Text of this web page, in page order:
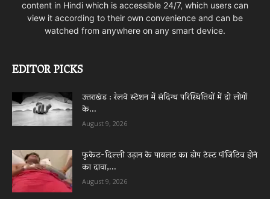
content in Hindi which is accessible 24/7, which users can
view it according to their own convenience and can be
watched from anywhere on any smart device.
EDITOR PICKS
उत्तराखंड : रेलवे स्टेशन में संदिग्ध परिस्थितियों में दो लोगों
के...
August 9, 2026
फुकेट-दिल्ली उड़ान के पायलट का डोप टेस्ट पॉजिटिव होने
का दावा,...
August 9, 2026